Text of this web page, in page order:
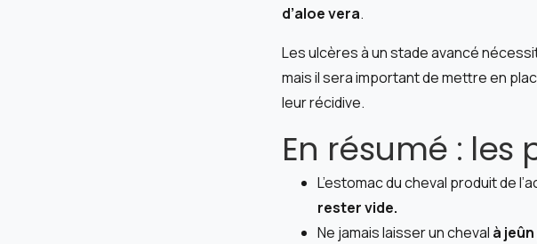
d’aloe vera.
Les ulcères à un stade avancé
mais il sera important de mettre en
leur récidive.
En résumé : les
L’estomac du cheval produit de
rester vide.
Ne jamais laisser un cheval à